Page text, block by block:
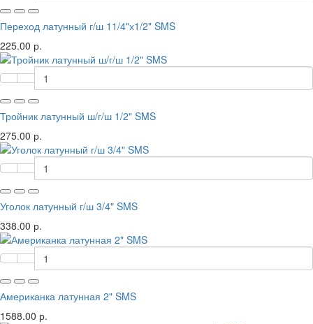
Переход латунный г/ш 11/4"х1/2" SMS
225.00 р.
Тройник латунный ш/г/ш 1/2" SMS
275.00 р.
Уголок латунный г/ш 3/4" SMS
338.00 р.
Американка латунная 2" SMS
1588.00 р.